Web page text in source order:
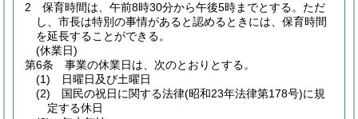
2
保育時間は、午前8時30分から午後5時までとする。 ただ
し、市長は特別の事情があると認めるときには、保育時間
を延長することができる。
(休業日)
第6条
事業の休業日は、次のとおりとする。
(1)
日曜日及び土曜日
(2)
国民の祝日に関する法律(昭和23年法律第178号)に規
定する休日